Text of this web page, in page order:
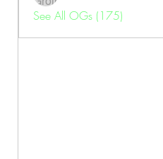
See All OGs (175)